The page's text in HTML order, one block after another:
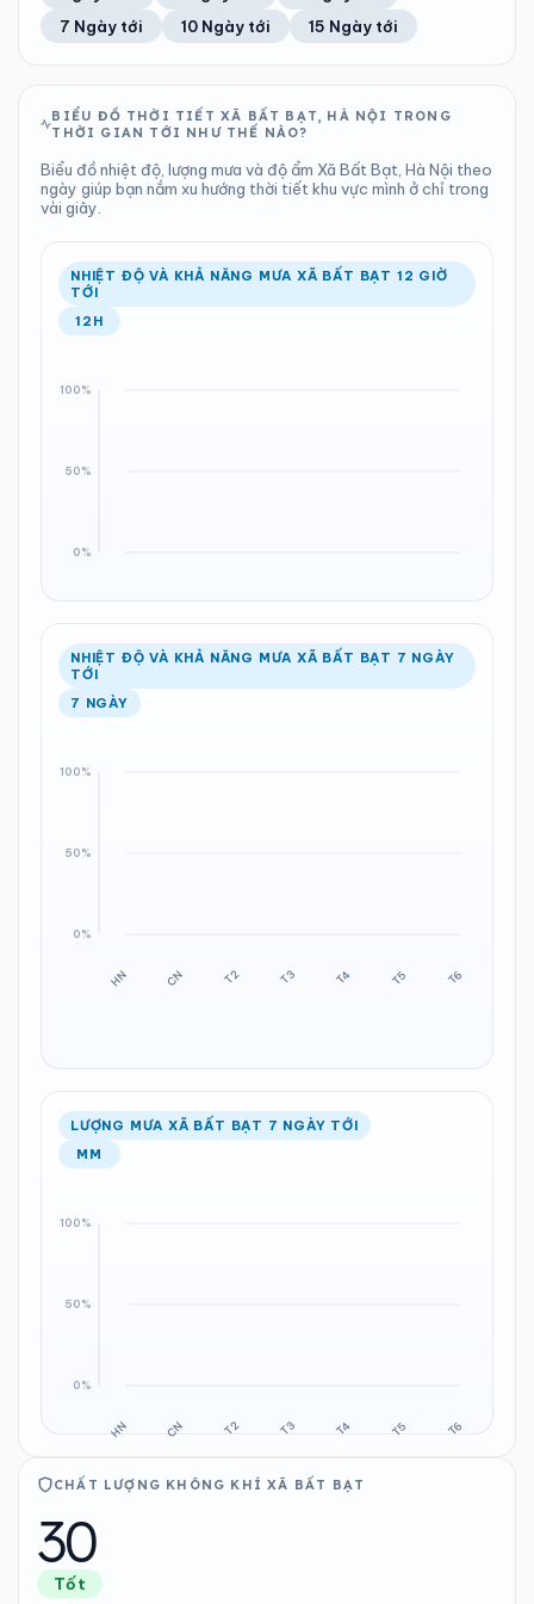
Khả năng mưa
Tổng cả ngày Bình thường
25°C
Ổn định
82%
Khả năng mưa
TIA UV TẦM NHÌN
LƯỢNG MƯA
0.18 mm
Tổng cả ngày
ÁP SUẤT
998 hPa
Bình thường
Ổn định Khả năng mưa
7 Ngày tới
10 Ngày tới 15 Ngày tới
BIỂU ĐỒ THỜI TIẾT XÃ BẤT BẠT, HÀ NỘI TRONG
THỜI GIAN TỚI NHƯ THẾ NÀO?
Biểu đồ nhiệt độ, lượng mưa và độ ẩm Xã Bất Bạt, Hà Nội theo
ngày giúp bạn nắm xu hướng thời tiết khu vực mình ở chỉ trong
vài giây.
NHIỆT ĐỘ VÀ KHẢ NĂNG MƯA XÃ BẤT BẠT 12 GIỜ
TỚI
12H
NHIỆT ĐỘ VÀ KHẢ NĂNG MƯA XÃ BẤT BẠT 7 NGÀY
TỚI
7 NGÀY
LƯỢNG MƯA XÃ BẤT BẠT 7 NGÀY TỚI
MM
CHẤT LƯỢNG KHÔNG KHÍ XÃ BẤT BẠT
30
Tốt